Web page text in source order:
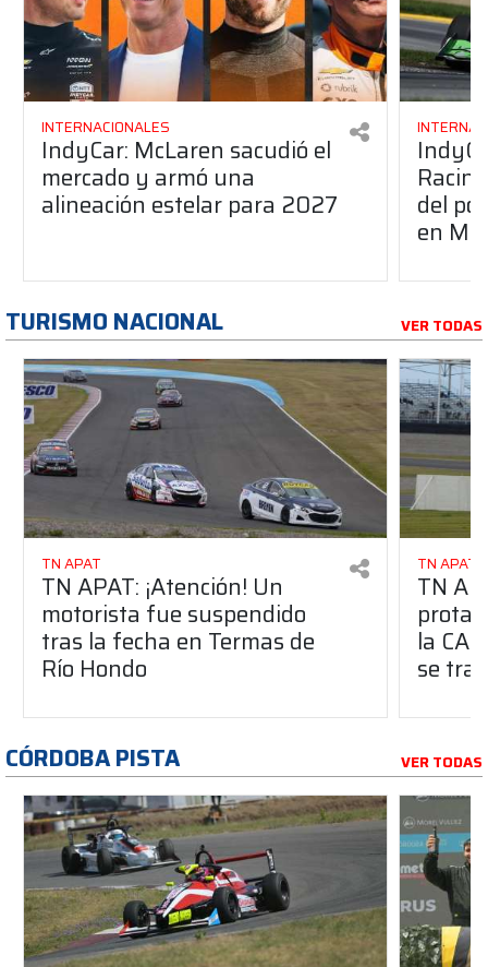
INTERNACIONALES
IndyCar: McLaren sacudió el
mercado y armó una
alineación estelar para 2027 del
en
TURISMO NACIONAL VER TODAS
TN APAT
TN APAT: ¡Atención! Un
motorista fue suspendido
tras la fecha en Termas de
Río Hondo
TN APAT
TN
la
se
CÓRDOBA PISTA VER TODAS